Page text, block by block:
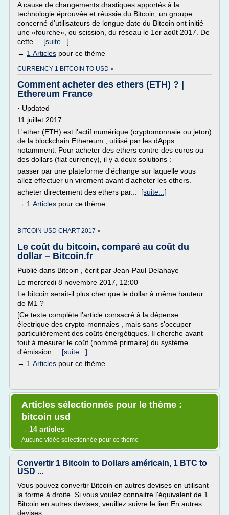
A cause de changements drastiques apportés à la
technologie éprouvée et réussie du Bitcoin, un groupe
concerné d'utilisateurs de longue date du Bitcoin ont initié
une «fourche», ou scission, du réseau le 1er août 2017. De
cette... [suite...]
→ 1 Articles pour ce thème
CURRENCY 1 BITCOIN TO USD »
Comment acheter des ethers (ETH) ? |
Ethereum France
· Updated
11 juillet 2017
L'ether (ETH) est l'actif numérique (cryptomonnaie ou jeton)
de la blockchain Ethereum ; utilisé par les dApps
notamment. Pour acheter des ethers contre des euros ou
des dollars (fiat currency), il y a deux solutions :
passer par une plateforme d'échange sur laquelle vous
allez effectuer un virement avant d'acheter les ethers.
acheter directement des ethers par... [suite...]
→ 1 Articles pour ce thème
BITCOIN USD CHART 2017 »
Le coût du bitcoin, comparé au coût du
dollar – Bitcoin.fr
Publié dans Bitcoin , écrit par Jean-Paul Delahaye
Le mercredi 8 novembre 2017, 12:00
Le bitcoin serait-il plus cher que le dollar à même hauteur
de M1 ?
[Ce texte complète l'article consacré à la dépense
électrique des crypto-monnaies , mais sans s'occuper
particulièrement des coûts énergétiques. Il cherche avant
tout à mesurer le coût (nommé primaire) du système
d'émission... [suite...]
→ 1 Articles pour ce thème
Articles sélectionnés pour le thème :
bitcoin usd
→ 14 articles
Aucune vidéo sélectionnée pour ce thème
Convertir 1 Bitcoin to Dollars américain, 1 BTC to
USD ...
Vous pouvez convertir Bitcoin en autres devises en utilisant
la forme à droite. Si vous voulez connaitre l'équivalent de 1
Bitcoin en autres devises, veuillez suivre le lien En autres
devises .